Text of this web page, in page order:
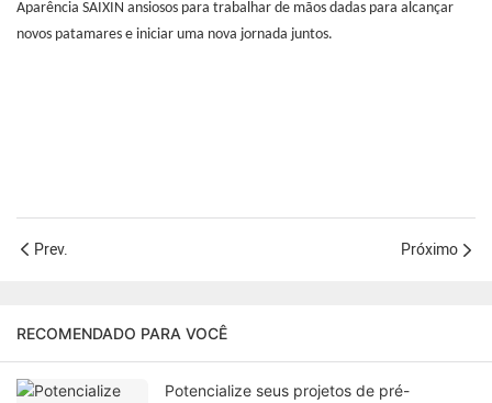
Aparência SAIXIN ansiosos para trabalhar de mãos dadas para alcançar
novos patamares e iniciar uma nova jornada juntos.
Prev. Próximo
RECOMENDADO PARA VOCÊ
Potencialize seus projetos de pré-